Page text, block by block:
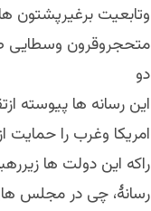
وتابعیت برغیرپشتون
متحجروقرون وسطایی
دو
این رسانه ها پیوسته
امریکا وغرب را حمایت
راکه این دولت ها
رسانۀ، چی در مجلس